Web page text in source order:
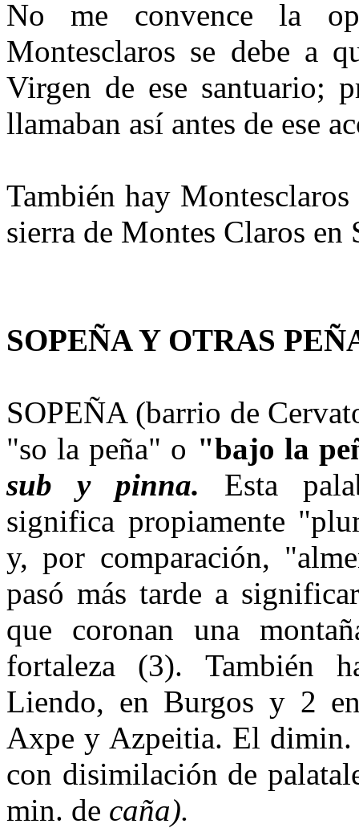
No me convence la
Montesclaros se debe a
Virgen de ese santuario;
llamaban así antes de ese
También hay
sierra de Montes Claros
SOPEÑA Y OTRAS
SOPEÑA (barrio de
"so la peña" o "bajo la
sub y pinna. Esta
significa propiamente
y, por comparación,
pasó más tarde a
que coronan una
fortaleza (3). También
Liendo, en Burgos y 2
Axpe y Azpeitia. El dimin.
con disimilación de
min. de caña).